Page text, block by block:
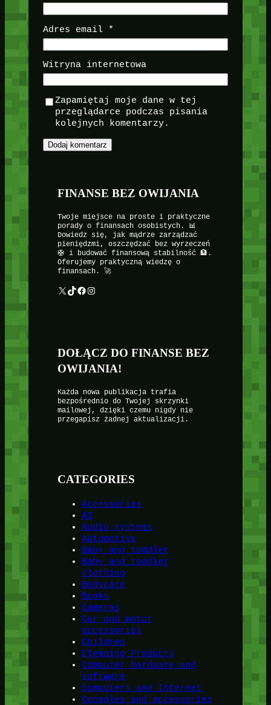
Adres email *
Witryna internetowa
Zapamiętaj moje dane w tej
przeglądarce podczas pisania
kolejnych komentarzy.
FINANSE BEZ OWIJANIA
Twoje miejsce na proste i praktyczne
porady o finansach osobistych. 📊
Dowiedz się, jak mądrze zarządzać
pieniędzmi, oszczędzać bez wyrzeczeń
🛟 i budować finansową stabilność 🏦.
Oferujemy praktyczną wiedzę o
finansach. 🚀
X TikTok Facebook Instagram
DOŁĄCZ DO FINANSE BEZ
OWIJANIA!
Każda nowa publikacja trafia
bezpośrednio do Twojej skrzynki
mailowej, dzięki czemu nigdy nie
przegapisz żadnej aktualizacji.
CATEGORIES
Accessories
AI
Audio systems
Automotive
Baby and toddler
Baby and toddler
clothing
Bodycare
Books
Cameras
Car and motor
accessories
Children
Cleaning Products
Computer hardware and
software
Computers and Internet
Consoles and accessories